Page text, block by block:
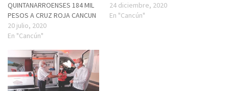
QUINTANARROENSES 184 MIL
PESOS A CRUZ ROJA CANCUN
20 julio, 2020
En "Cancún"
24 diciembre, 2020
En "Cancún"